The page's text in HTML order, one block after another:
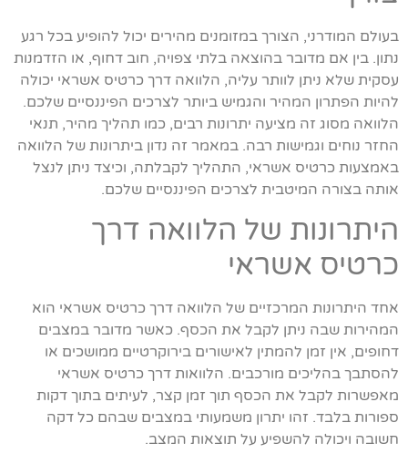
בעולם המודרני, הצורך במזומנים מהירים יכול להופיע בכל רגע
נתון. בין אם מדובר בהוצאה בלתי צפויה, חוב דחוף, או הזדמנות
עסקית שלא ניתן לוותר עליה, הלוואה דרך כרטיס אשראי יכולה
להיות הפתרון המהיר והגמיש ביותר לצרכים הפיננסיים שלכם.
הלוואה מסוג זה מציעה יתרונות רבים, כמו תהליך מהיר, תנאי
החזר נוחים וגמישות רבה. במאמר זה נדון ביתרונות של הלוואה
באמצעות כרטיס אשראי, התהליך לקבלתה, וכיצד ניתן לנצל
אותה בצורה המיטבית לצרכים הפיננסיים שלכם.
היתרונות של הלוואה דרך
כרטיס אשראי
אחד היתרונות המרכזיים של הלוואה דרך כרטיס אשראי הוא
המהירות שבה ניתן לקבל את הכסף. כאשר מדובר במצבים
דחופים, אין זמן להמתין לאישורים בירוקרטיים ממושכים או
להסתבך בהליכים מורכבים. הלוואות דרך כרטיס אשראי
מאפשרות לקבל את הכסף תוך זמן קצר, לעיתים בתוך דקות
ספורות בלבד. זהו יתרון משמעותי במצבים שבהם כל דקה
חשובה ויכולה להשפיע על תוצאות המצב.